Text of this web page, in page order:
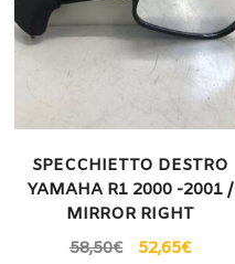
SPECCHIETTO DESTRO
YAMAHA R1 2000 -2001 /
MIRROR RIGHT
58,50€ 52,65€